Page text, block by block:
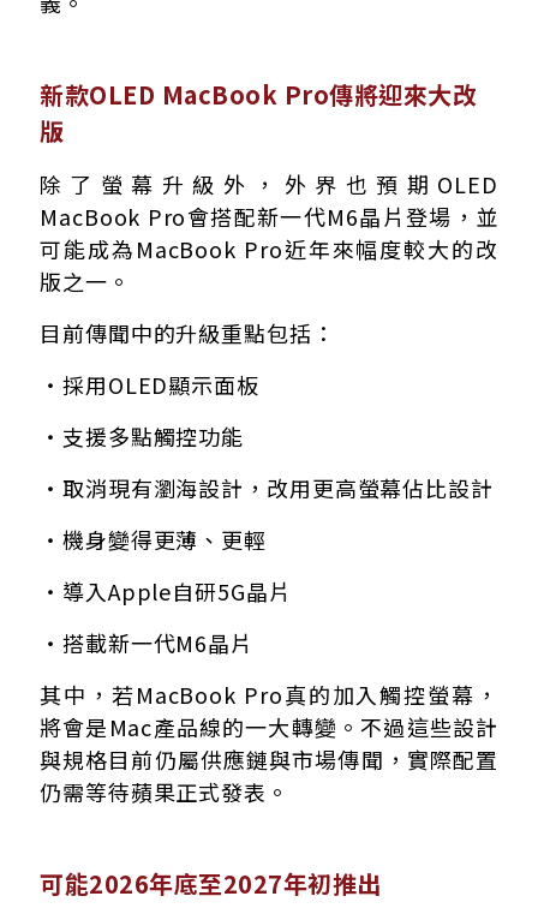
新款OLED MacBook Pro傳將迎來大改
版
除了螢幕升級外，外界也預期OLED
MacBook Pro會搭配新一代M6晶片登場，並
可能成為MacBook Pro近年來幅度較大的改
版之一。
目前傳聞中的升級重點包括：
・採用OLED顯示面板
・支援多點觸控功能
・取消現有瀏海設計，改用更高螢幕佔比設計
・機身變得更薄、更輕
・導入Apple自研5G晶片
・搭載新一代M6晶片
其中，若MacBook Pro真的加入觸控螢幕，
將會是Mac產品線的一大轉變。不過這些設計
與規格目前仍屬供應鏈與市場傳聞，實際配置
仍需等待蘋果正式發表。
可能2026年底至2027年初推出